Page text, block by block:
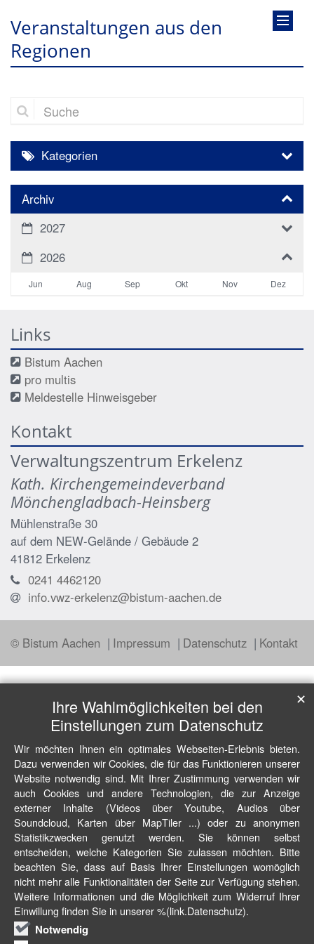
Veranstaltungen aus den
Regionen
Suche
Kategorien
Archiv
2027
2026
Jun Aug Sep Okt Nov Dez
Links
Bistum Aachen
pro multis
Meldestelle Hinweisgeber
Kontakt
Verwaltungszentrum Erkelenz
Kath. Kirchengemeindeverband
Mönchengladbach-Heinsberg
Mühlenstraße 30
auf dem NEW-Gelände / Gebäude 2
41812 Erkelenz
0241 4462120
info.vwz-erkelenz@bistum-aachen.de
© Bistum Aachen Impressum Datenschutz Kontakt
Ihre Wahlmöglichkeiten bei den
Einstellungen zum Datenschutz
Wir möchten Ihnen ein optimales Webseiten-Erlebnis bieten.
Dazu verwenden wir Cookies, die für das Funktionieren unserer
Website notwendig sind. Mit Ihrer Zustimmung verwenden wir
auch Cookies und andere Technologien, die zur Anzeige
externer Inhalte (Videos über Youtube, Audios über
Soundcloud, Karten über MapTiler ...) oder zu anonymen
Statistikzwecken genutzt werden. Sie können selbst
entscheiden, welche Kategorien Sie zulassen möchten. Bitte
beachten Sie, dass auf Basis Ihrer Einstellungen womöglich
nicht mehr alle Funktionalitäten der Seite zur Verfügung stehen.
Weitere Informationen und die Möglichkeit zum Widerruf Ihrer
Einwillung finden Sie in unserer %(link.Datenschutz).
Notwendig
✕